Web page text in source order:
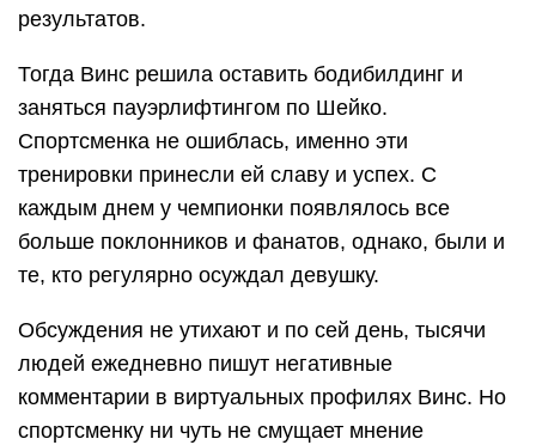
результатов.
Тогда Винс решила оставить бодибилдинг и
заняться пауэрлифтингом по Шейко.
Спортсменка не ошиблась, именно эти
тренировки принесли ей славу и успех. С
каждым днем у чемпионки появлялось все
больше поклонников и фанатов, однако, были и
те, кто регулярно осуждал девушку.
Обсуждения не утихают и по сей день, тысячи
людей ежедневно пишут негативные
комментарии в виртуальных профилях Винс. Но
спортсменку ни чуть не смущает мнение